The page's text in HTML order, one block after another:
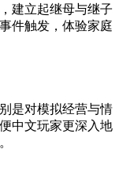
建立起继母与继子
件触发，体验家庭
是对模拟经营与情
中文玩家更深入地